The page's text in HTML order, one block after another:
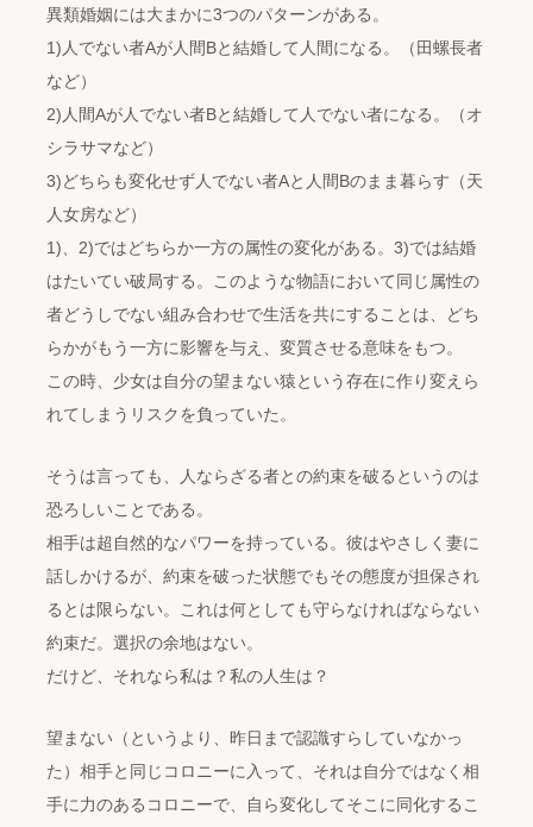
異類婚姻には大まかに3つのパターンがある。
1)人でない者Aが人間Bと結婚して人間になる。（田螺長者
など）
2)人間Aが人でない者Bと結婚して人でない者になる。（オ
シラサマなど）
3)どちらも変化せず人でない者Aと人間Bのまま暮らす（天
人女房など）
1)、2)ではどちらか一方の属性の変化がある。3)では結婚
はたいてい破局する。このような物語において同じ属性の
者どうしでない組み合わせで生活を共にすることは、どち
らかがもう一方に影響を与え、変質させる意味をもつ。
この時、少女は自分の望まない猿という存在に作り変えら
れてしまうリスクを負っていた。
そうは言っても、人ならざる者との約束を破るというのは
恐ろしいことである。
相手は超自然的なパワーを持っている。彼はやさしく妻に
話しかけるが、約束を破った状態でもその態度が担保され
るとは限らない。これは何としても守らなければならない
約束だ。選択の余地はない。
だけど、それなら私は？私の人生は？
望まない（というより、昨日まで認識すらしていなかっ
た）相手と同じコロニーに入って、それは自分ではなく相
手に力のあるコロニーで、自ら変化してそこに同化するこ